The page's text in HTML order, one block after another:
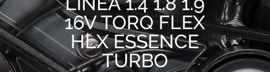
16V TORQ FLEX
HLX ESSENCE
TURBO